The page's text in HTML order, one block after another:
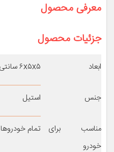
معرفی محصول
جزئیات محصول
ابعاد ۶x۵x۵ سانتی‌متر
جنس استیل
مناسب برای
خودرو
تمام خودروها